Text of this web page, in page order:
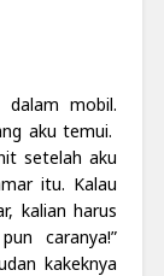
dalam mobil.
aku temui.
setelah aku
itu. Kalau
kalian harus
caranya!”
kakeknya